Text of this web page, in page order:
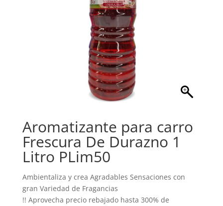
Aromatizante para carro
Frescura De Durazno 1
Litro PLim50
Ambientaliza y crea Agradables Sensaciones con
gran Variedad de Fragancias
!! Aprovecha precio rebajado hasta 300% de